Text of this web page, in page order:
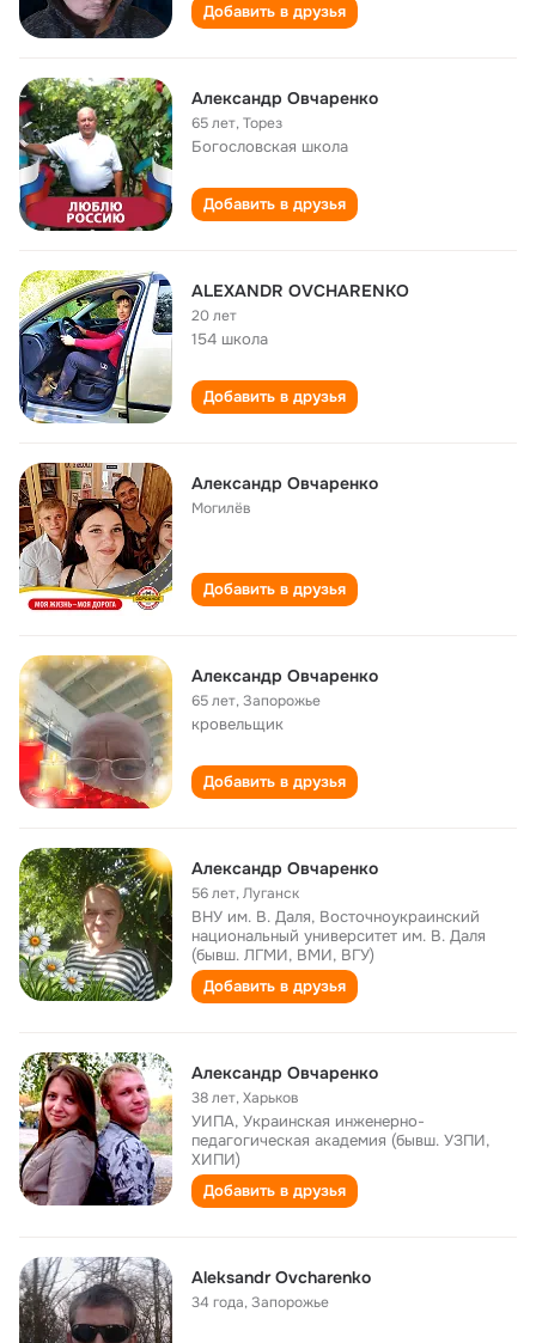
Добавить в друзья
Александр Овчаренко
65 лет,Торез
Богословская школа
Добавить в друзья
ALEXANDR OVCHARENKO
20 лет
154 школа
Добавить в друзья
Александр Овчаренко
Могилёв
Добавить в друзья
Александр Овчаренко
65 лет,Запорожье
кровельщик
Добавить в друзья
Александр Овчаренко
56 лет,Луганск
ВНУ им. В. Даля, Восточноукраинский
национальный университет им. В. Даля
(бывш. ЛГМИ, ВМИ, ВГУ)
Добавить в друзья
Александр Овчаренко
38 лет,Харьков
УИПА, Украинская инженерно-
педагогическая академия (бывш. УЗПИ,
ХИПИ)
Добавить в друзья
Aleksandr Ovcharenko
34 года,Запорожье